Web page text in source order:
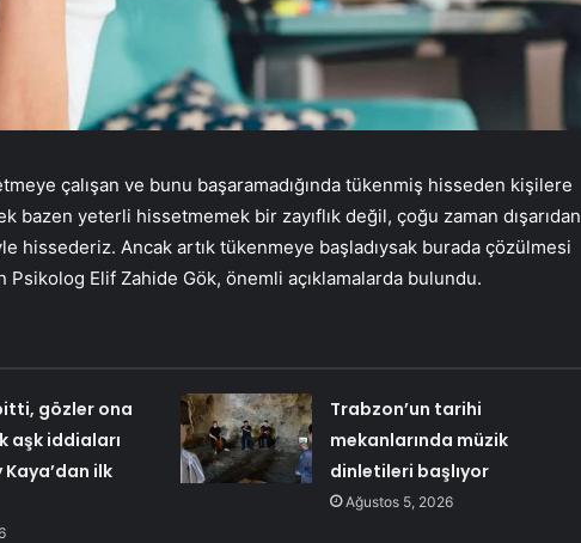
çalışan ve bunu başaramadığında tükenmiş hisseden kişilere
bazen yeterli hissetmemek bir zayıflık değil, çoğu zaman dışarıdan
hissederiz. Ancak artık tükenmeye başladıysak burada çözülmesi
Elif Zahide Gök, önemli açıklamalarda bulundu.
gözler ona
aşk iddiaları
Kaya’dan ilk
Trabzon’un tarihi
mekanlarında müzik
dinletileri başlıyor
Ağustos 5, 2026